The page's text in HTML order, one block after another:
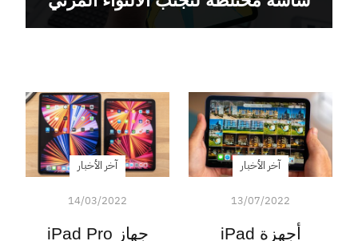
آخر الأخبار
13/07/2022
أجهزة iPad
آخر الأخبار
14/03/2022
جهاز iPad Pro